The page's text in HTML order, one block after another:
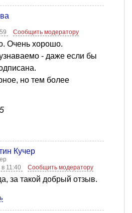
Сообщить модератору
Очень хорошо.
- даже если бы
но тем более
Кучер
11:40
Сообщить модератору
за такой добрый отзыв.